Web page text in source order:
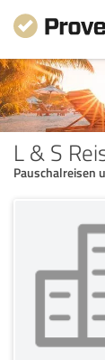
L & S
Pauschalreisen